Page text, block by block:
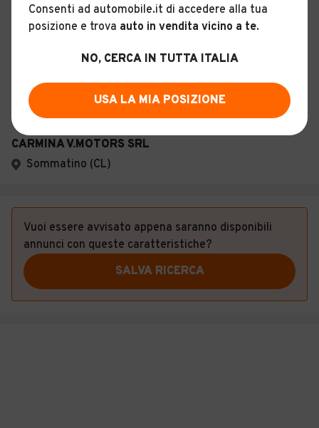
Descrizione
Storia del veicolo
CARMINA V.MOTORS SRL
Sommatino (CL)
Vuoi essere avvisato appena saranno disponibili
annunci con queste caratteristiche?
SALVA RICERCA
Consenti ad automobile.it di accedere alla tua
posizione e trova auto in vendita vicino a te.
NO, CERCA IN TUTTA ITALIA
USA LA MIA POSIZIONE